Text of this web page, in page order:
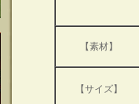
【素材】
【サイズ】